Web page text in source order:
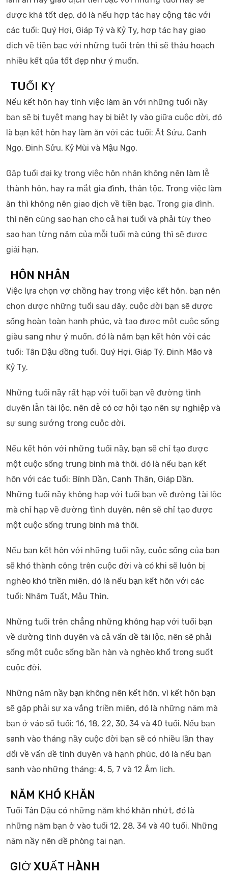
được khá tốt đẹp, đó là nếu hợp tác hay cộng tác với
các tuổi: Quý Hợi, Giáp Tý và Kỷ Tỵ, hợp tác hay giao
dịch về tiền bạc với những tuổi trên thì sẽ thâu hoạch
nhiều kết qủa tốt đẹp như ý muốn.
TUỔI KỴ
Nếu kết hôn hay tính việc làm ăn với những tuổi nầy
bạn sẽ bị tuyệt mạng hay bị biệt ly vào giữa cuộc đời, đó
là bạn kết hôn hay làm ăn với các tuổi: Ất Sửu, Canh
Ngọ, Đinh Sửu, Kỷ Mùi và Mậu Ngọ.
Gặp tuổi đại kỵ trong việc hôn nhân không nên làm lễ
thành hôn, hay ra mắt gia đình, thân tộc. Trong việc làm
ăn thì không nên giao dịch về tiền bạc. Trong gia đình,
thì nên cúng sao hạn cho cả hai tuổi và phải tùy theo
sao hạn từng năm của mỗi tuổi mà cúng thì sẽ được
giải hạn.
HÔN NHÂN
Việc lựa chọn vợ chồng hay trong việc kết hôn, bạn nên
chọn được những tuổi sau đây, cuộc đời bạn sẽ được
sống hoàn toàn hạnh phúc, và tạo được một cuộc sống
giàu sang như ý muốn, đó là năm bạn kết hôn với các
tuổi: Tân Dậu đồng tuổi, Quý Hợi, Giáp Tý, Đinh Mão và
Kỷ Tỵ.
Những tuổi nầy rất hạp với tuổi bạn về đường tình
duyên lẫn tài lộc, nên dễ có cơ hội tạo nên sự nghiệp và
sự sung sướng trong cuộc đời.
Nếu kết hôn với những tuổi nầy, bạn sẽ chỉ tạo được
một cuộc sống trung bình mà thôi, đó là nếu bạn kết
hôn với các tuổi: Bính Dần, Canh Thân, Giáp Dần.
Những tuổi nầy không hạp với tuổi bạn về đường tài lộc
mà chỉ hạp về đường tình duyên, nên sẽ chỉ tạo được
một cuộc sống trung bình mà thôi.
Nếu bạn kết hôn với những tuổi nầy, cuộc sống của bạn
sẽ khó thành công trên cuộc đời và có khi sẽ luôn bị
nghèo khó triền miên, đó là nếu bạn kết hôn với các
tuổi: Nhâm Tuất, Mậu Thìn.
Những tuổi trên chẳng những không hạp với tuổi bạn
về đường tình duyên và cả vấn đề tài lộc, nên sẽ phải
sống một cuộc sống bần hàn và nghèo khổ trong suốt
cuộc đời.
Những năm nầy bạn không nên kết hôn, vì kết hôn bạn
sẽ gặp phải sự xa vắng triền miên, đó là những năm mà
bạn ở váo số tuổi: 16, 18, 22, 30, 34 và 40 tuổi. Nếu bạn
sanh vào tháng nầy cuộc đời bạn sẽ có nhiều lần thay
đổi về vấn đề tình duyên và hạnh phúc, đó là nếu bạn
sanh vào những tháng: 4, 5, 7 và 12 Âm lịch.
NĂM KHÓ KHĂN
Tuổi Tân Dậu có những năm khó khăn nhứt, đó là
những năm bạn ở vào tuổi 12, 28, 34 và 40 tuổi. Những
năm nầy nên đề phòng tai nạn.
GIỜ XUẤT HÀNH